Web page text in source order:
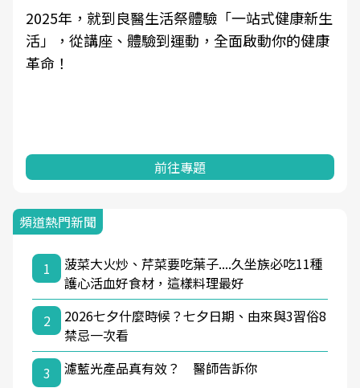
2025年，就到良醫生活祭體驗「一站式健康新生
活」，從講座、體驗到運動，全面啟動你的健康
革命！
前往專題
頻道熱門新聞
1
菠菜大火炒、芹菜要吃葉子....久坐族必吃11種
護心活血好食材，這樣料理最好
2
2026七夕什麼時候？七夕日期、由來與3習俗8
禁忌一次看
3
濾藍光產品真有效？ 醫師告訴你